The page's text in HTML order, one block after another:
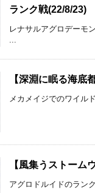
ランク戦(22/8/23)
レナサルアグロデーモ
...
【深淵に眠る海底
メカメイジでのワイル
【風集うストーム
アグロドルイドのラン